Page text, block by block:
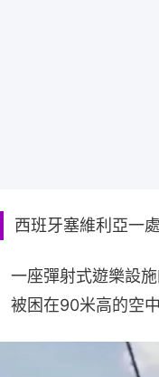
西班牙塞維利亞一
一座彈射式遊樂設
被困在90米高的空